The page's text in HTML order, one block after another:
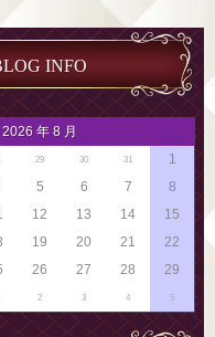
INFO
2026 年 8 月
29 30 31
1
5 6 7
8
12 13 14
15
19 20 21
22
26 27 28
29
2 3 4 5